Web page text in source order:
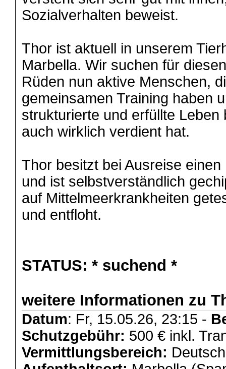
Sozialverhalten beweist.
Thor ist aktuell in unserem
Marbella. Wir suchen für
Rüden nun aktive Menschen,
gemeinsamen Training haben
strukturierte und erfüllte
auch wirklich verdient hat.
Thor besitzt bei Ausreise
und ist selbstverständlich
auf Mittelmeerkrankheiten
und entfloht.
STATUS: * suchend *
weitere Informationen zu
Datum: Fr, 15.05.26, 23:15 -
Schutzgebühr: 500 € inkl.
Vermittlungsbereich: